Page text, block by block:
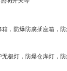
，防爆防腐插座箱，
极灯，防爆仓库灯，